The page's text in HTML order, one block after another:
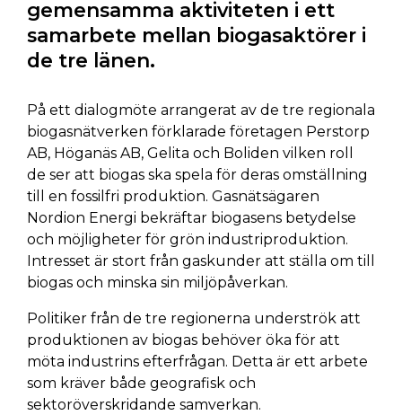
gemensamma aktiviteten i ett
samarbete mellan biogasaktörer i
de tre länen.
På ett dialogmöte arrangerat av de tre regionala
biogasnätverken förklarade företagen Perstorp
AB, Höganäs AB, Gelita och Boliden vilken roll
de ser att biogas ska spela för deras omställning
till en fossilfri produktion. Gasnätsägaren
Nordion Energi bekräftar biogasens betydelse
och möjligheter för grön industriproduktion.
Intresset är stort från gaskunder att ställa om till
biogas och minska sin miljöpåverkan.
Politiker från de tre regionerna underströk att
produktionen av biogas behöver öka för att
möta industrins efterfrågan. Detta är ett arbete
som kräver både geografisk och
sektoröverskridande samverkan.